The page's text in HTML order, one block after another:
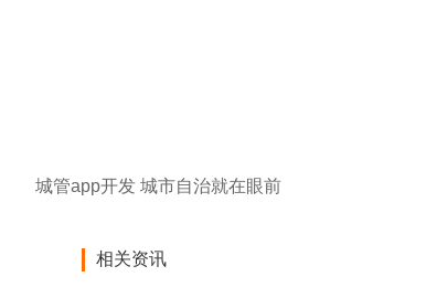
城管app开发 城市自治就在眼前
相关资讯